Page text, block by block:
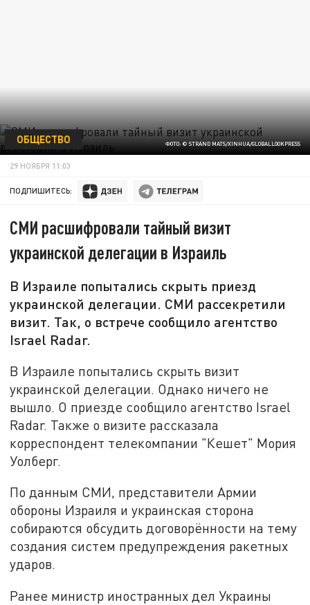
ФОТО: © STRAND MATS/XINHUA/GLOBALLOOKPRESS
ОБЩЕСТВО
29 НОЯБРЯ 11:03
ПОДПИШИТЕСЬ:
СМИ расшифровали тайный визит
украинской делегации в Израиль
В Израиле попытались скрыть приезд
украинской делегации. СМИ рассекретили
визит. Так, о встрече сообщило агентство
Israel Radar.
В Израиле попытались скрыть визит
украинской делегации. Однако ничего не
вышло. О приезде сообщило агентство Israel
Radar. Также о визите рассказала
корреспондент телекомпании "Кешет" Мория
Уолберг.
По данным СМИ, представители Армии
обороны Израиля и украинская сторона
собираются обсудить договорённости на тему
создания систем предупреждения ракетных
ударов.
Ранее министр иностранных дел Украины